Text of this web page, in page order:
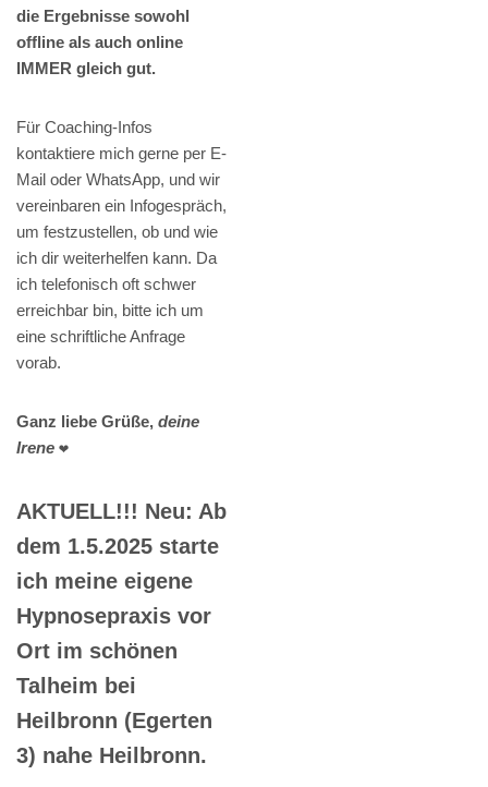
die Ergebnisse sowohl
offline als auch online
IMMER gleich gut.
Für Coaching-Infos
kontaktiere mich gerne per E-
Mail oder WhatsApp, und wir
vereinbaren ein Infogespräch,
um festzustellen, ob und wie
ich dir weiterhelfen kann. Da
ich telefonisch oft schwer
erreichbar bin, bitte ich um
eine schriftliche Anfrage
vorab.
Ganz liebe Grüße, deine
Irene ❤️
AKTUELL!!! Neu: Ab
dem 1.5.2025 starte
ich meine eigene
Hypnosepraxis vor
Ort im schönen
Talheim bei
Heilbronn (Egerten
3) nahe Heilbronn.